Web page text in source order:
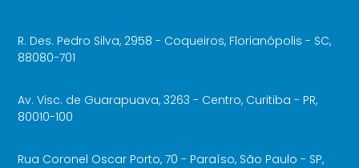
R. Des. Pedro Silva, 2958 - Coqueiros, Florianópolis - SC,
88080-701
Av. Visc. de Guarapuava, 3263 - Centro, Curitiba - PR,
80010-100
Rua Coronel Oscar Porto, 70 - Paraíso, São Paulo - SP,